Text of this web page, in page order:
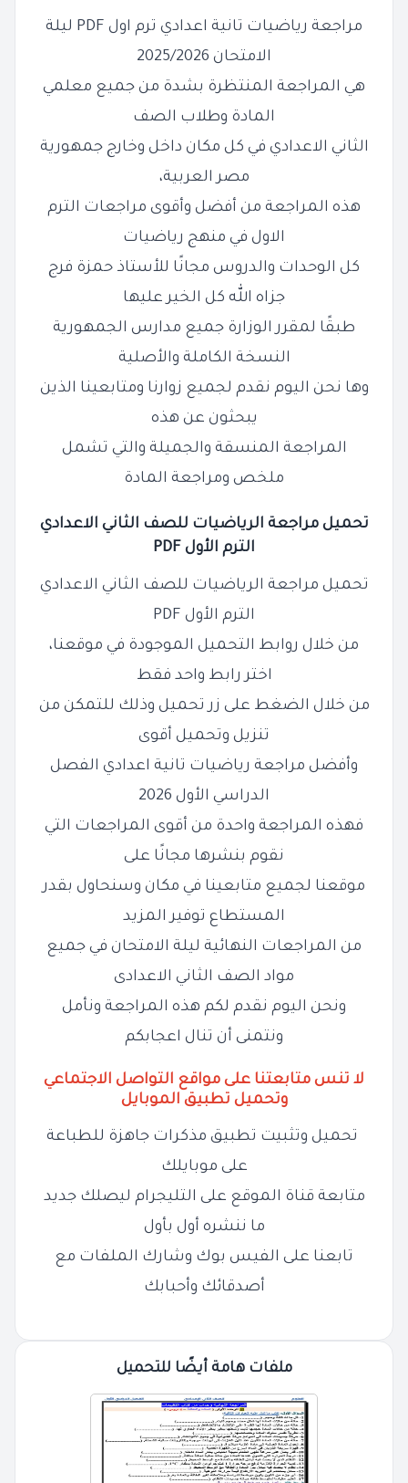
مراجعة رياضيات تانية اعدادي ترم اول PDF ليلة
الامتحان 2025/2026
هي المراجعة المنتظرة بشدة من جميع معلمي
المادة وطلاب الصف
الثاني الاعدادي في كل مكان داخل وخارج جمهورية
مصر العربية،
هذه المراجعة من أفضل وأقوى مراجعات الترم
الاول في منهج رياضيات
كل الوحدات والدروس مجانًا للأستاذ حمزة فرج
جزاه الله كل الخير عليها
طبقًا لمقرر الوزارة جميع مدارس الجمهورية
النسخة الكاملة والأصلية
وها نحن اليوم نقدم لجميع زوارنا ومتابعينا الذين
يبحثون عن هذه
المراجعة المنسقة والجميلة والتي تشمل
ملخص ومراجعة المادة
تحميل مراجعة الرياضيات للصف الثاني الاعدادي
الترم الأول PDF
تحميل مراجعة الرياضيات للصف الثاني الاعدادي
الترم الأول PDF
من خلال روابط التحميل الموجودة في موقعنا،
اختر رابط واحد فقط
من خلال الضغط على زر تحميل وذلك للتمكن من
تنزيل وتحميل أقوى
وأفضل مراجعة رياضيات تانية اعدادي الفصل
الدراسي الأول 2026
فهذه المراجعة واحدة من أقوى المراجعات التي
نقوم بنشرها مجانًا على
موقعنا لجميع متابعينا في مكان وسنحاول بقدر
المستطاع توفير المزيد
من المراجعات النهائية ليلة الامتحان في جميع
مواد الصف الثاني الاعدادى
ونحن اليوم نقدم لكم هذه المراجعة ونأمل
ونتمنى أن تنال اعجابكم
لا تنس متابعتنا على مواقع التواصل الاجتماعي
وتحميل تطبيق الموبايل
تحميل وتثبيت تطبيق مذكرات جاهزة للطباعة
على موبايلك
متابعة قناة الموقع على التليجرام ليصلك جديد
ما ننشره أول بأول
تابعنا على الفيس بوك وشارك الملفات مع
أصدقائك وأحبابك
ملفات هامة أيضًا للتحميل